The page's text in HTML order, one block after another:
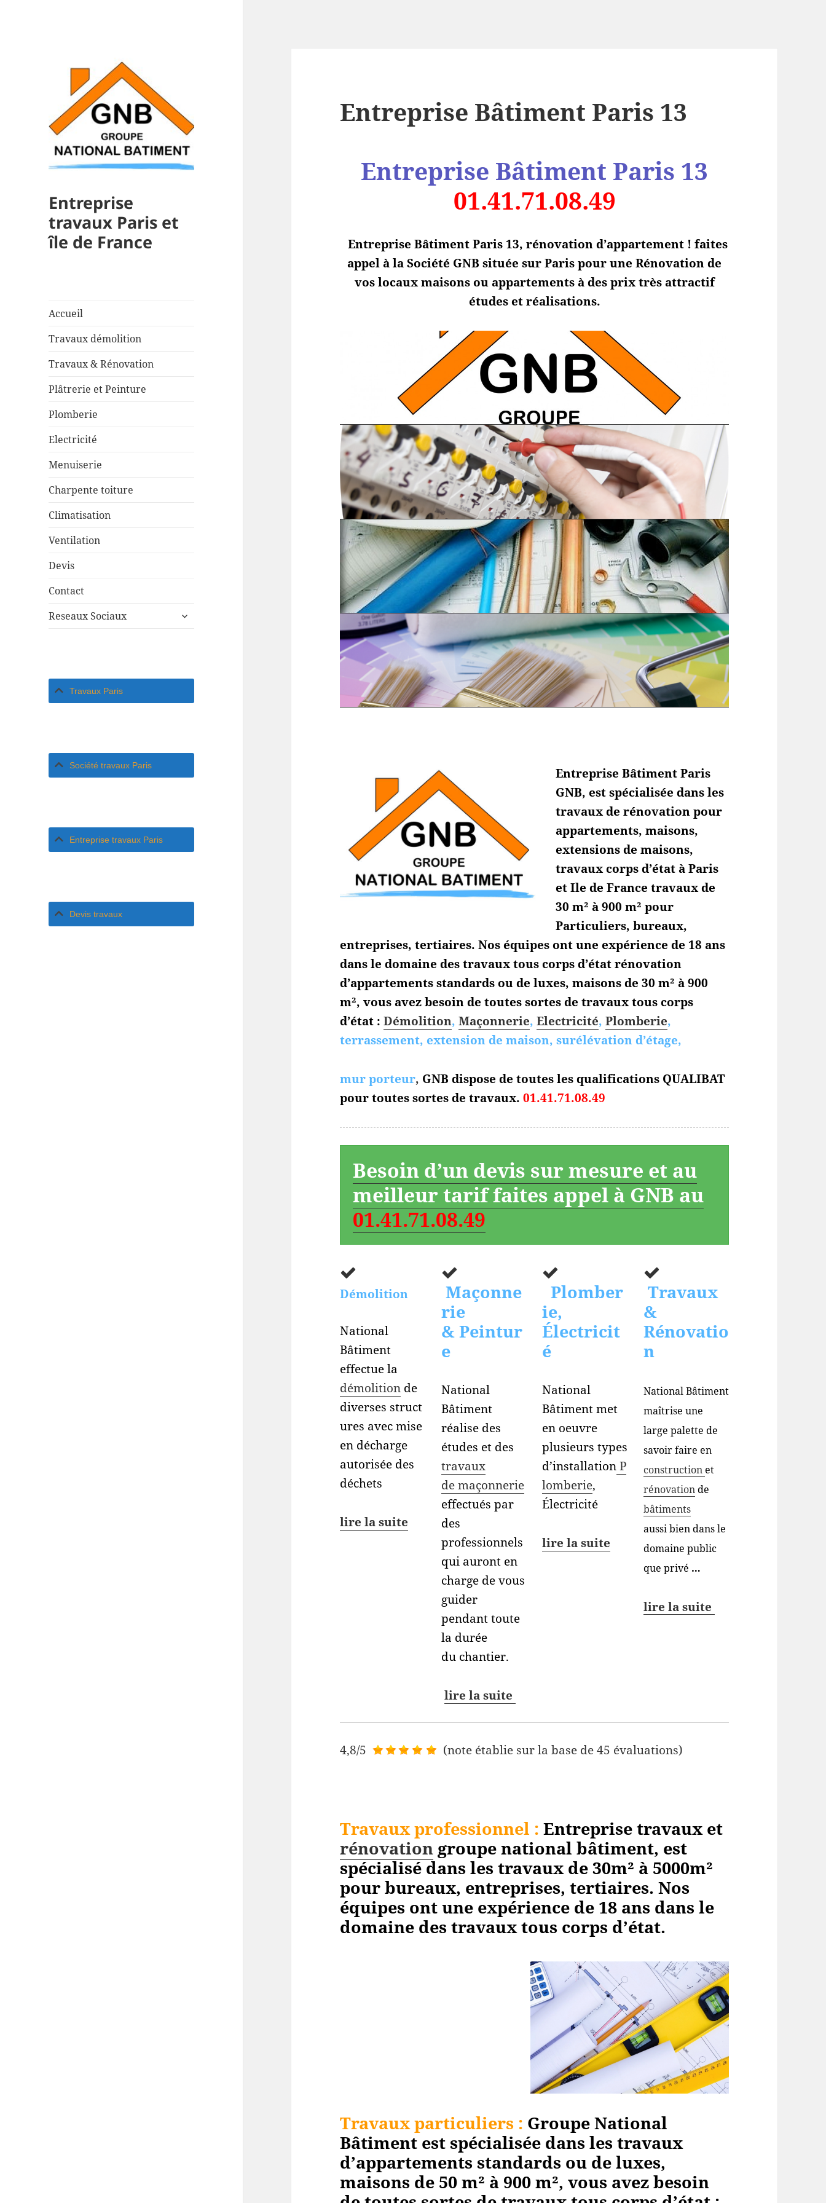
Entreprise
travaux Paris et
île de France
Accueil
Travaux démolition
Travaux & Rénovation
Plâtrerie et Peinture
Plomberie
Electricité
Menuiserie
Charpente toiture
Climatisation
Ventilation
Devis
Contact
Reseaux Sociaux
ouvrir
Travaux Paris
Société travaux Paris
Entreprise travaux Paris
Devis travaux
Entreprise Bâtiment Paris 13
Entreprise Bâtiment Paris 13
01.41.71.08.49
Entreprise Bâtiment Paris 13, rénovation d’appartement ! faites
appel à la Société GNB située sur Paris pour une Rénovation de
vos locaux maisons ou appartements à des prix très attractif
études et réalisations.
Entreprise Bâtiment Paris
GNB, est spécialisée dans les
travaux de rénovation pour
appartements, maisons,
extensions de maisons,
travaux corps d’état à Paris
et Ile de France travaux de
30 m² à 900 m² pour
Particuliers, bureaux,
entreprises, tertiaires. Nos équipes ont une expérience de 18 ans
dans le domaine des travaux tous corps d’étatrénovation
d’appartements standards ou de luxes, maisons de 30 m² à 900
m², vous avez besoin de toutes sortes de travaux tous corps
d’état : Démolition,Maçonnerie,Electricité,Plomberie,
terrassement, extension de maison, surélévation d’étage,
mur porteur, GNB dispose de toutes les qualifications QUALIBAT
pour toutes sortes de travaux.01.41.71.08.49
Besoin d’un devis sur mesure et au
meilleur tarif faites appel à GNB au
01.41.71.08.49
Démolition
National
Bâtiment
effectue la
démolition de
diverses struct
ures avec mise
en décharge
autorisée des
déchets
lire la suite
Maçonne
rie
& Peintur
e
National
Bâtiment
réalise des
études et des
travaux
de maçonnerie
effectués par
des
professionnels
qui auront en
charge de vous
guider
pendant toute
la durée
du chantier.
lire la suite
Plomber
ie,
Électricit
é
National
Bâtiment met
en oeuvre
plusieurs types
d’installationP
lomberie,
Électricité
lire la suite
Travaux
&
Rénovatio
n
National Bâtiment
maîtrise une
large palette de
savoir faire en
construction et
rénovationde
bâtiments
aussi bien dans le
domaine public
que privé …
lire la suite
4,8/5 (note établie sur la base de 45 évaluations)
Travaux professionnel : Entreprise travaux et
rénovation groupe national bâtiment, est
spécialisé dans les travaux de 30m² à 5000m²
pour bureaux, entreprises, tertiaires. Nos
équipes ont une expérience de 18 ans dans le
domaine des travaux tous corps d’état.
Travaux particuliers : Groupe National
Bâtiment est spécialisée dans les travaux
d’appartements standards ou de luxes,
maisons de 50 m² à 900 m², vous avez besoin